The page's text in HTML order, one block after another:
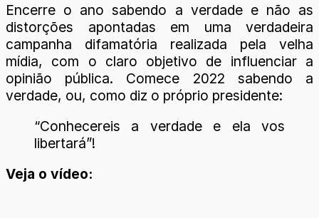
Encerre o ano sabendo a verdade e não as
distorções apontadas em uma verdadeira
campanha difamatória realizada pela velha
mídia, com o claro objetivo de influenciar a
opinião pública. Comece 2022 sabendo a
verdade, ou, como diz o próprio presidente:
“Conhecereis a verdade e ela vos
libertará”!
Veja o vídeo: